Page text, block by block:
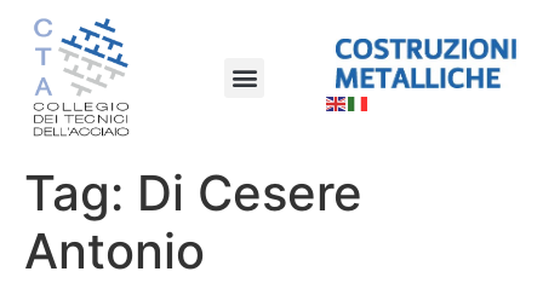
Tag: Di Cesere
Antonio